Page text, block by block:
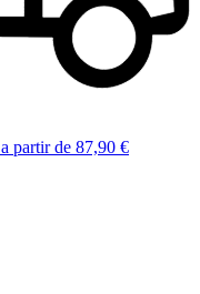
a partir de 87,90 €